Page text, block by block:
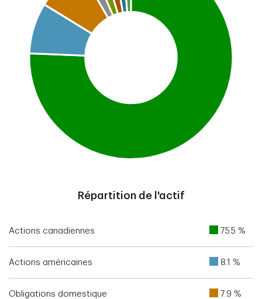
Répartition de l'actif
Actions canadiennes 75.5 %
Actions américaines 8.1 %
Obligations domestique 7.9 %